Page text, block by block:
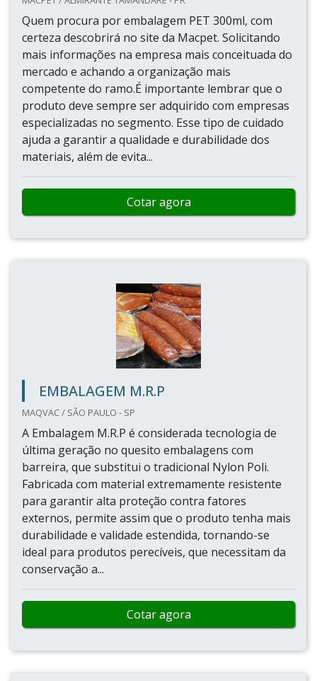
Quem procura por embalagem PET 300ml, com
certeza descobrirá no site da Macpet. Solicitando
mais informações na empresa mais conceituada do
mercado e achando a organização mais
competente do ramo.É importante lembrar que o
produto deve sempre ser adquirido com empresas
especializadas no segmento. Esse tipo de cuidado
ajuda a garantir a qualidade e durabilidade dos
materiais, além de evita...
Cotar agora
EMBALAGEM M.R.P
MAQVAC / SÃO PAULO - SP
A Embalagem M.R.P é considerada tecnologia de
última geração no quesito embalagens com
barreira, que substitui o tradicional Nylon Poli.
Fabricada com material extremamente resistente
para garantir alta proteção contra fatores
externos, permite assim que o produto tenha mais
durabilidade e validade estendida, tornando-se
ideal para produtos perecíveis, que necessitam da
conservação a...
Cotar agora